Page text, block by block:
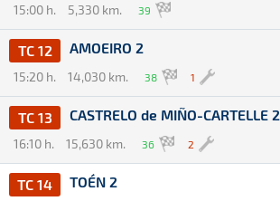
15:00 h. 5,330 km. 39
TC 12 AMOEIRO 2
15:20 h. 14,030 km. 38 1
TC 13 CASTRELO de MIÑO-CARTELLE 2
16:10 h. 15,630 km. 36 2
TC 14 TOÉN 2